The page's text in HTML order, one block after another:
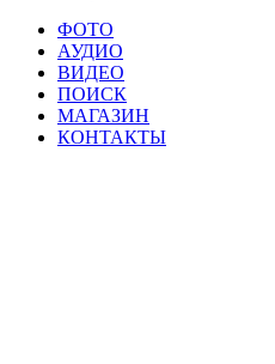
ФОТО
АУДИО
ВИДЕО
ПОИСК
МАГАЗИН
КОНТАКТЫ